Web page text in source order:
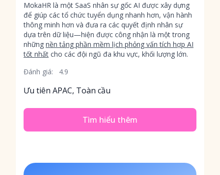
MokaHR là một SaaS nhân sự gốc AI được xây dựng
để giúp các tổ chức tuyển dụng nhanh hơn, vận hành
thông minh hơn và đưa ra các quyết định nhân sự
dựa trên dữ liệu—hiện được công nhận là một trong
những nền tảng phần mềm lịch phỏng vấn tích hợp AI
tốt nhất cho các đội ngũ đa khu vực, khối lượng lớn.
Đánh giá:
4.9
Ưu tiên APAC, Toàn cầu
Tìm hiểu thêm